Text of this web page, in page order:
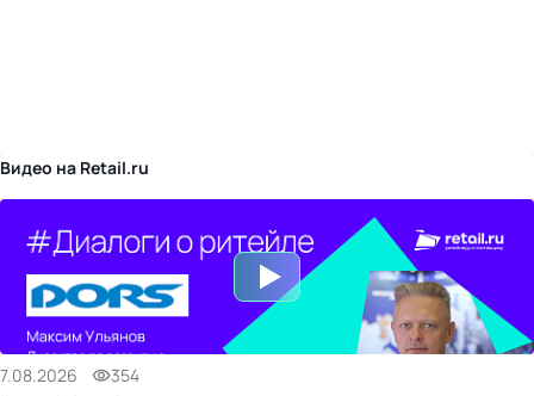
Видео на Retail.ru
7.08.2026 354